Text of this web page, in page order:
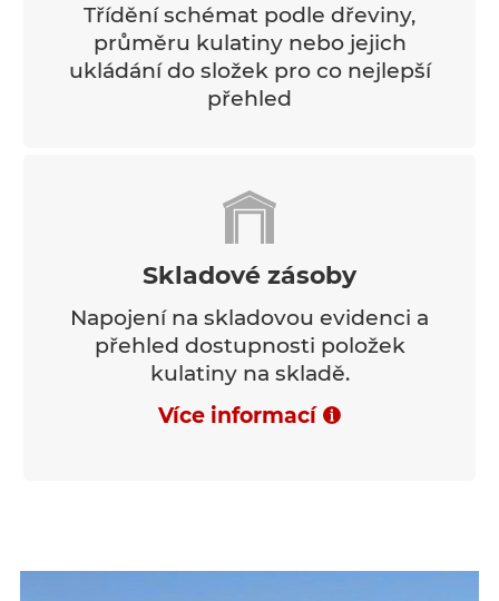
Třídění schémat podle dřeviny,
průměru kulatiny nebo jejich
ukládání do složek pro co nejlepší
přehled
Skladové zásoby
Napojení na skladovou evidenci a
přehled dostupnosti položek
kulatiny na skladě.
Více informací